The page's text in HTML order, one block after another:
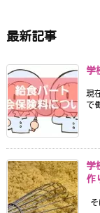
最新記事
学
現
で
学
作